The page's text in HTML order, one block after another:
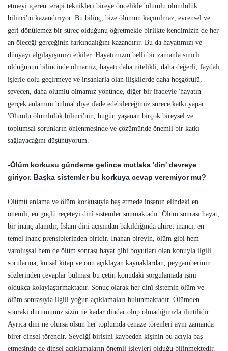
etmeyi içeren terapi teknikleri bireye öncelikle 'olumlu ölümlülük
bilinci'ni kazandırıyor. Bu bilinç, bize ölümün kaçınılmaz, evrensel ve
geri dönülemez bir süreç olduğunu öğretmekle birlikte kendimizin de her
an öleceği gerçeğinin farkındalığını kazandırır. Bu da hayatımızı ve
dünyayı algılayışımızı etkiler. Hayatımızın belli bir zamanla sınırlı
olduğunun bilincinde olmamız, hayatı daha nitelikli, daha değerli, faydalı
işlerle dolu geçirmeye ve insanlarla olan ilişkilerde daha hoşgörülü,
sevecen, daha olumlu olmamız yönünde, diğer bir ifadeyle 'hayatın
gerçek anlamını bulma' diye ifade edebileceğimiz sürece katkı yapar.
'Olumlu ölümlülük bilinci'nin, bugün yaşanan birçok bireysel ve
toplumsal sorunların önlenmesinde ve çözümünde önemli bir katkı
sağlayacağını düşünüyorum.
-Ölüm korkusu gündeme gelince mutlaka 'din' devreye
giriyor. Başka sistemler bu korkuya cevap veremiyor mu?
Ölümü anlama ve ölüm korkusuyla baş etmede insanın elindeki en
önemli, en güçlü reçeteyi dinî sistemler sunmaktadır. Ölüm sonrası hayat,
bir inanç alanıdır, İslam dini açısından bakıldığında ahiret inancı, en
temel inanç prensiplerinden biridir. İnanan bireyin, ölüm gibi hem
varoluşsal hem de ölüm sonrası hayat gibi boyutları olan konuyla ilgili
sorularına, kutsal kitap ve onu açıklayan kaynaklardan, peygamberinin
sözlerinden cevaplar bulması bu çetin konudaki sorgulamada işini
oldukça kolaylaştırmaktadır. Sonuç olarak her dinî sistemin ölüm ve
ölüm sonrasıyla ilgili yoğun açıklamaları bulunmaktadır. Ölümden
sonraki durumunuz sizin ne kadar dindar olup olmadığınızla ilintilidir.
Ayrıca dini ne olursa olsun her toplumda cenaze törenleri aynı zamanda
birer dinsel törendir. Sevdiği birisini kaybeden kişinin bu acıyla baş
etmesinde de dinsel açıklamaların önemli işlevleri olduğu bilinmektedir.